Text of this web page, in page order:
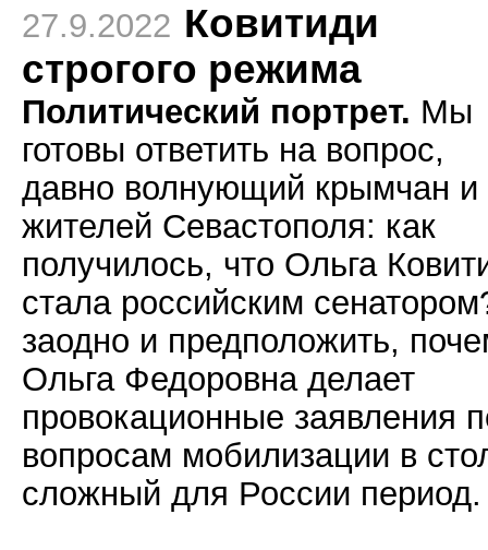
27.9.2022 Ковитиди
строгого режима
Политический портрет. Мы
готовы ответить на вопрос,
давно волнующий крымчан и
жителей Севастополя: как
получилось, что Ольга
стала российским
заодно и предположить,
Ольга Федоровна делает
провокационные заявления
вопросам мобилизации в
сложный для России период.